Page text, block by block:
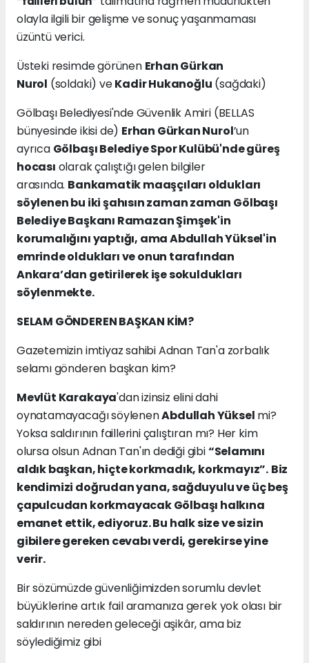
olayla ilgili bir gelişme ve sonuç yaşanmaması
üzüntü verici.
Üsteki resimde görünen Erhan Gürkan
Nurol (soldaki) veKadir Hukanoğlu (sağdaki)
Gölbaşı Belediyesi'nde Güvenlik Amiri (BELLAS
bünyesinde ikisi de) Erhan Gürkan Nurol’un
ayrıca Gölbaşı Belediye Spor Kulübü'nde güreş
hocası olarak çalıştığı gelen bilgiler
arasında. Bankamatik maaşçıları oldukları
söylenen bu iki şahısın zaman zaman Gölbaşı
Belediye Başkanı Ramazan Şimşek'in
korumalığını yaptığı, ama Abdullah Yüksel'in
emrinde oldukları ve onun tarafından
Ankara’dan getirilerek işe sokuldukları
söylenmekte.
SELAM GÖNDEREN BAŞKAN KİM?
Gazetemizin imtiyaz sahibi Adnan Tan'a zorbalık
selamı gönderen başkan kim?
Mevlüt Karakaya'dan izinsiz elini dahi
oynatamayacağı söylenenAbdullah Yüksel mi?
Yoksa saldırının faillerini çalıştıran mı? Her kim
olursa olsun Adnan Tan'ın dediği gibi“Selamını
aldık başkan, hiçte korkmadık, korkmayız”. Biz
kendimizi doğrudan yana, sağduyulu ve üç beş
çapulcudan korkmayacak Gölbaşı halkına
emanet ettik, ediyoruz. Bu halk size ve sizin
gibilere gereken cevabı verdi, gerekirse yine
verir.
Bir sözümüzde güvenliğimizden sorumlu devlet
büyüklerine artık fail aramanıza gerek yok olası bir
saldırının nereden geleceği aşikâr, ama biz
söylediğimiz gibi